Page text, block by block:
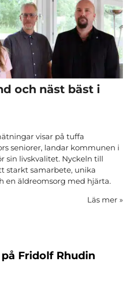
och näst bäst i
visar på tuffa
seniorer, landar kommunen i
sin livskvalitet. Nyckeln till
starkt samarbete, unika
en äldreomsorg med hjärta.
Läs mer »
Fridolf Rhudin